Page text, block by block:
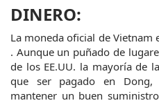
DINERO:
La moneda oficial de Vietnam
. Aunque un puñado de
de los EE.UU. la mayoría de
que ser pagado en
mantener un buen